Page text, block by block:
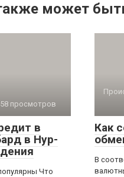
может
просмотров
в
в Нур-
Что
Как
В